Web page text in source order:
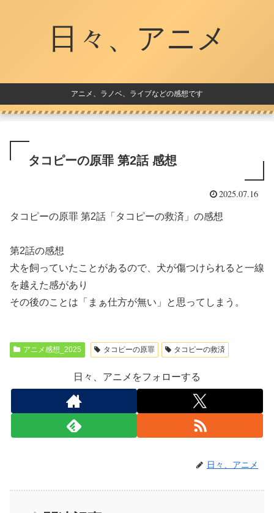
日々、アニメ
アニメ、ラノベ、ライブなどの感想です
タコピーの原罪 第2話 感想
2025.07.16
タコピーの原罪 第2話「タコピーの救済」の感想
第2話の感想
犬を飼っていたことがあるので、犬が傷つけられると一線
を越えた感があり
その後のことは「まぁ仕方が無い」と思ってしまう。
アニメ感想_2025 タコピーの原罪 タコピーの救済
日々、アニメをフォローする
日々、アニメ